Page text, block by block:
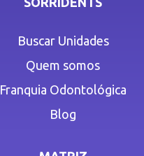
Buscar Unidades
Quem somos
Franquia Odontológica
Blog